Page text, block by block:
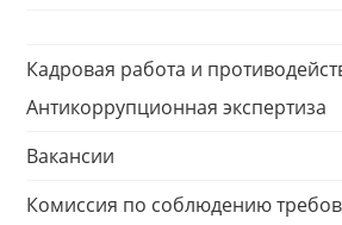
Кадровая работа и
Антикоррупционная экспертиза
Вакансии
Комиссия по соблюдению